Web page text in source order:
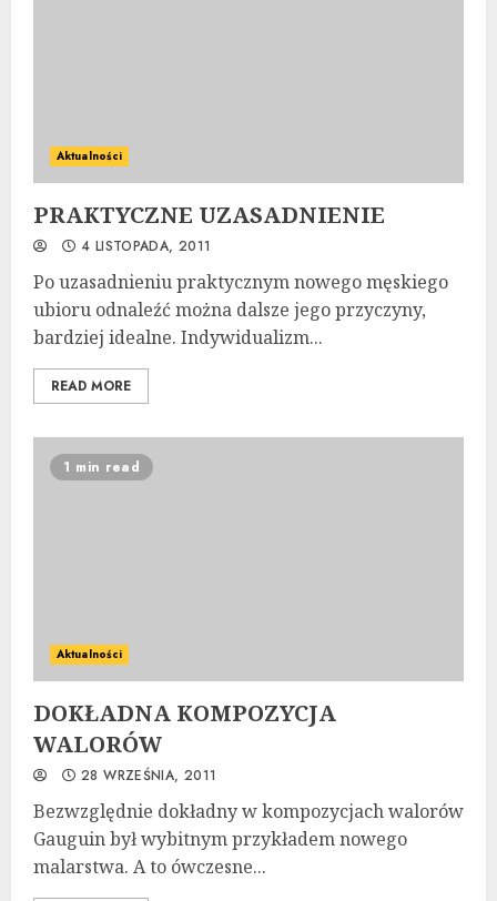
Aktualności
PRAKTYCZNE UZASADNIENIE
4 LISTOPADA, 2011
Po uzasadnieniu praktycznym nowego męskiego
ubioru odnaleźć można dalsze jego przyczyny,
bar­dziej idealne. Indywidualizm...
READ MORE
1 min read
Aktualności
DOKŁADNA KOMPOZYCJA
WALORÓW
28 WRZEŚNIA, 2011
Bezwzględnie dokładny w kompozycjach walorów
Gauguin był wybitnym przykładem nowego
malar­stwa. A to ówczesne...